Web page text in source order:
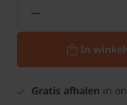
In
Gratis afhalen in